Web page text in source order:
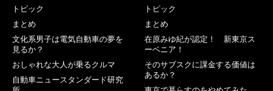
トピック
まとめ
文化系男子は電気自動車の夢を
見るか？
おしゃれな大人が乗るクルマ
自動車ニュースタンダード研究
トピック
まとめ
在原みゆ紀が認定！ 新東京ス
ーベニア！
そのサブスクに課金する価値は
あるか？